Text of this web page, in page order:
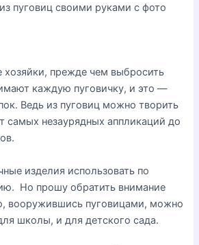
пуговиц своими руками с фото
прежде чем выбросить
каждую пуговичку, и это —
Ведь из пуговиц можно творить
незаурядных аппликаций до
изделия использовать по
Но прошу обратить внимание
вооружившись пуговицами, можно
школы, и для детского сада.